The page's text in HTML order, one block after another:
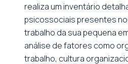
realiza um inventário
psicossociais presentes
trabalho da sua pequena
análise de fatores como
trabalho, cultura